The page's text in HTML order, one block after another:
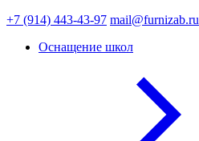
+7 (914) 443-43-97 mail@furnizab.ru
Оснащение школ